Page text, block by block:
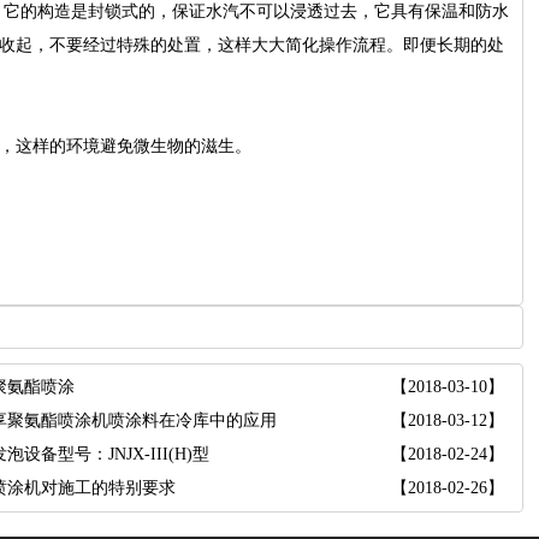
构造是封锁式的，保证水汽不可以浸透过去，它具有保温和防水
起，不要经过特殊的处置，这样大大简化操作流程。即便长期的处
样的环境避免微生物的滋生。
氨酯喷涂
【2018-03-10】
聚氨酯喷涂机喷涂料在冷库中的应用
【2018-03-12】
泡设备型号：JNJX-III(H)型
【2018-02-24】
涂机对施工的特别要求
【2018-02-26】